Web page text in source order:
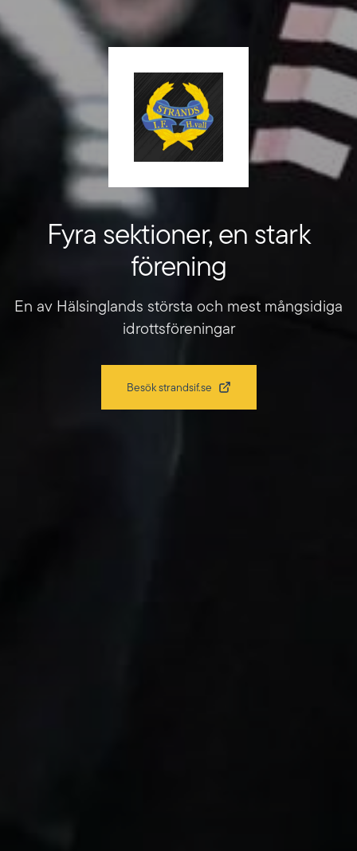
Fyra sektioner, en stark
förening
En av Hälsinglands största och mest mångsidiga
idrottsföreningar
Besök strandsif.se